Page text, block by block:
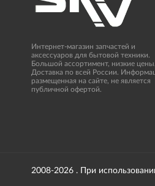
Интернет-магазин запчастей и
аксессуаров для бытовой техники.
Большой ассортимент, низкие цены.
Доставка по всей России.
размещенная на сайте, не является
публичной офертой.
2008-2026 . При